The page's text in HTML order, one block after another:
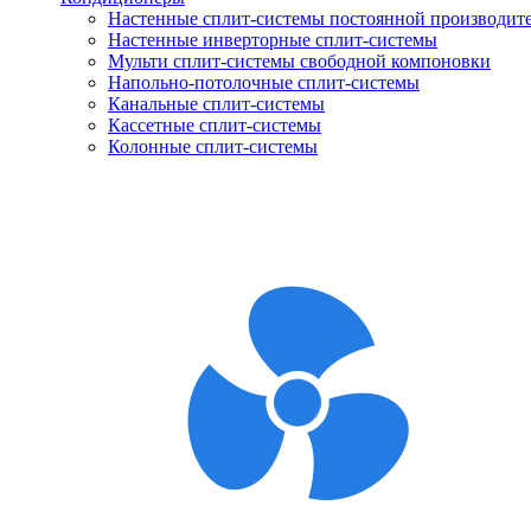
Настенные сплит-системы постоянной
Настенные инверторные сплит-системы
Мульти сплит-системы свободной компоновки
Напольно-потолочные сплит-системы
Канальные сплит-системы
Кассетные сплит-системы
Колонные сплит-системы